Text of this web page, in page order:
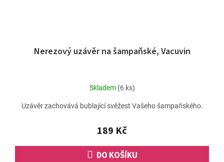
Nerezový uzávěr na šampaňské, Vacuvin
Skladem (6 ks)
189 Kč
DO KOŠÍKU
Uzávěr zachovává bublající svěžest Vašeho šampaňského.